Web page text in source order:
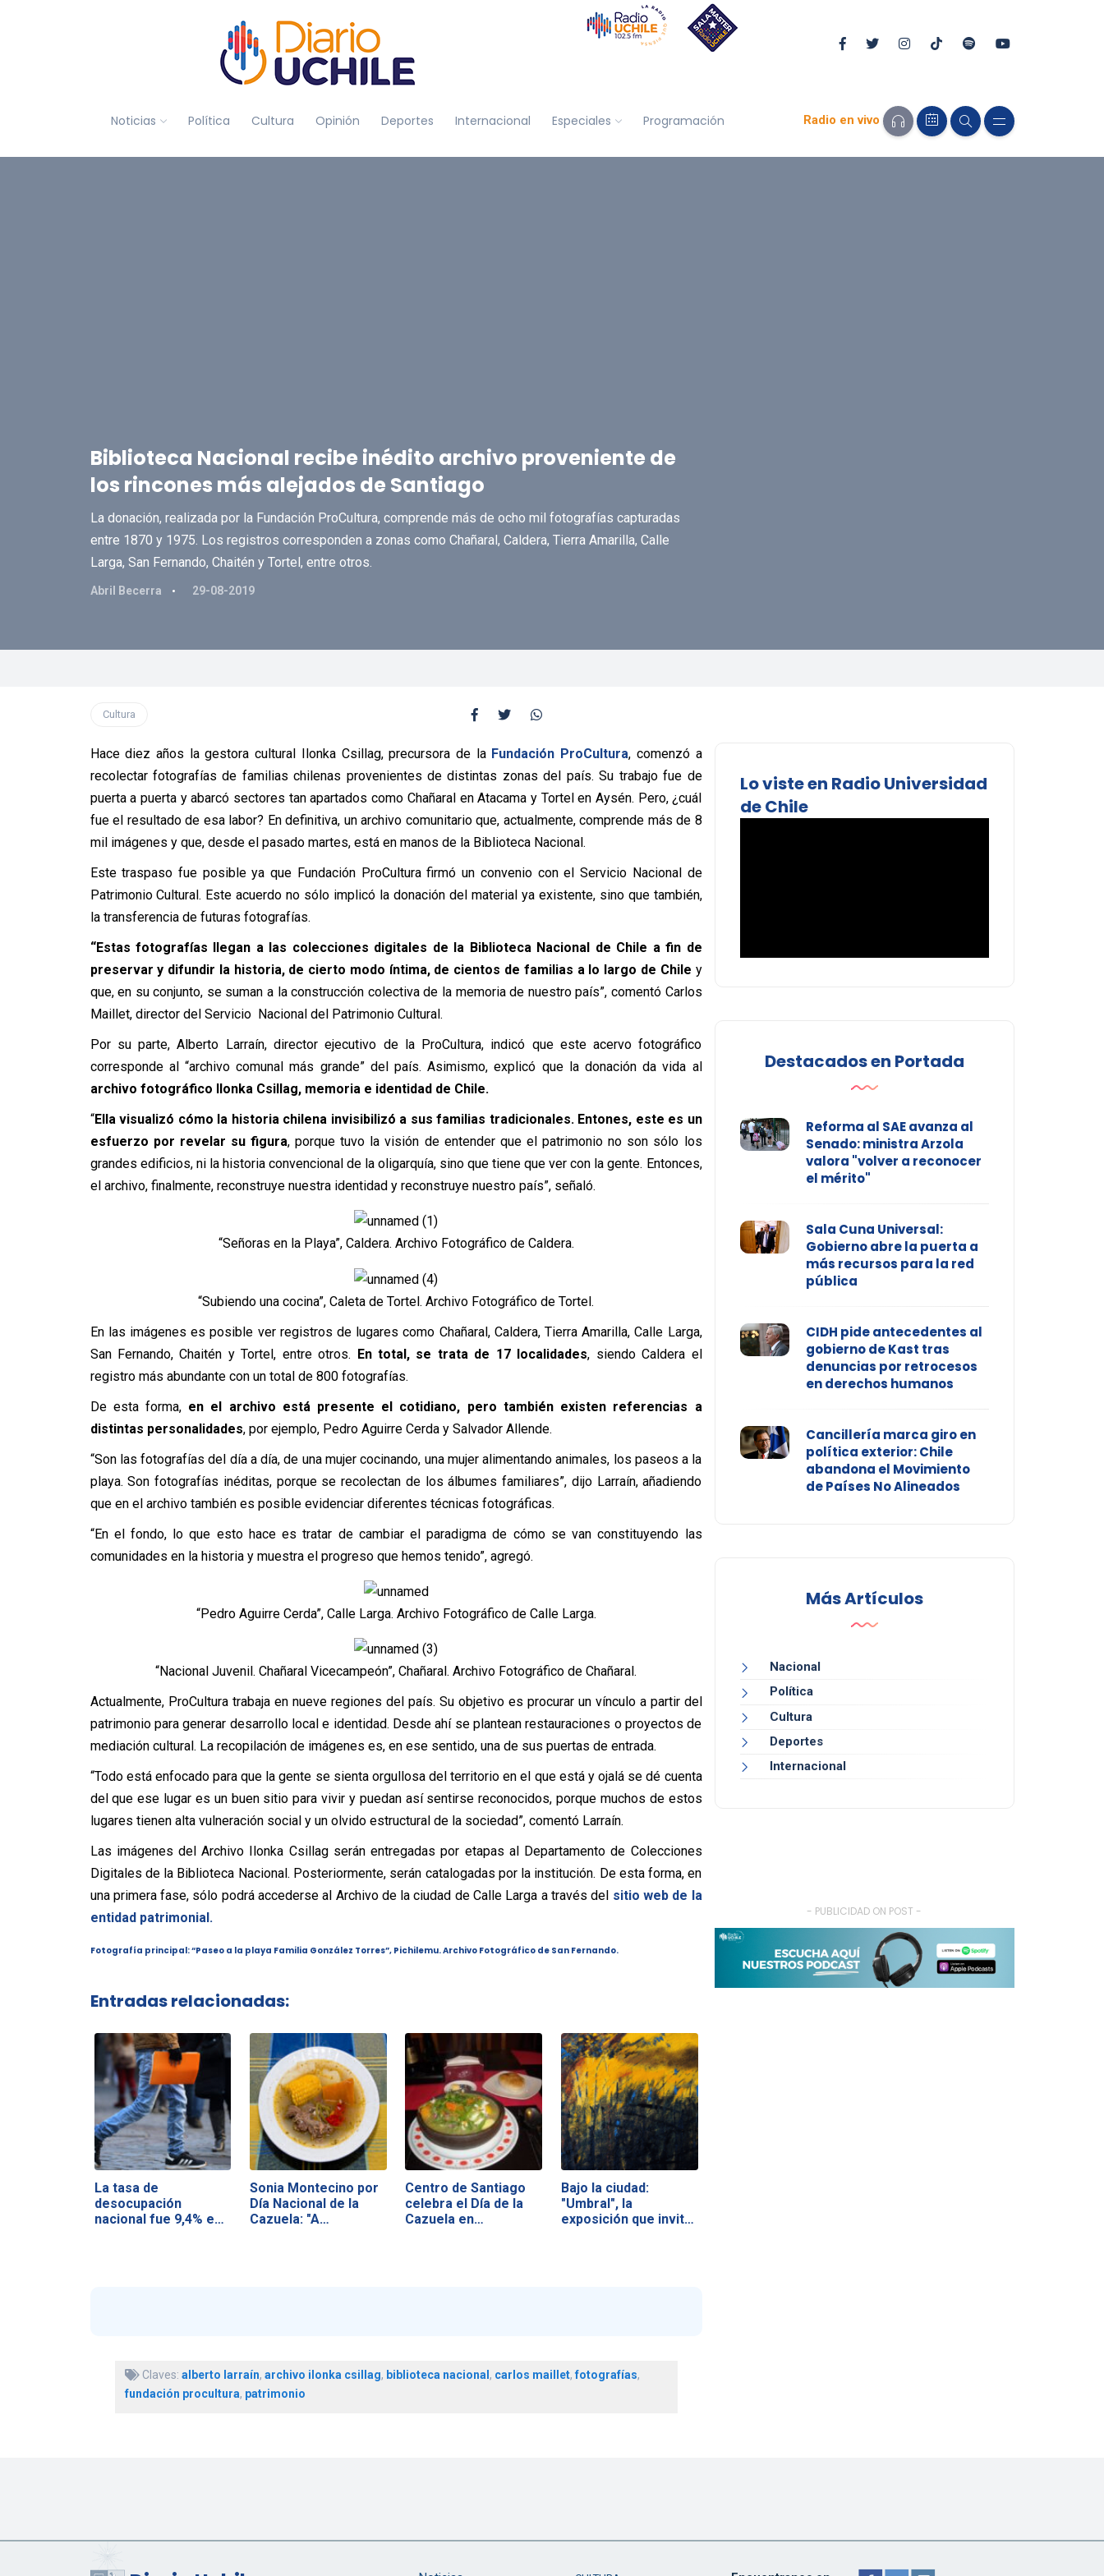
Noticias Política Cultura Opinión Deportes Internacional Especiales Programación Radio en vivo
Biblioteca Nacional recibe inédito archivo proveniente de
los rincones más alejados de Santiago
La donación, realizada por la Fundación ProCultura, comprende más de ocho mil fotografías capturadas
entre 1870 y 1975. Los registros corresponden a zonas como Chañaral, Caldera, Tierra Amarilla, Calle
Larga, San Fernando, Chaitén y Tortel, entre otros.
Abril Becerra 29-08-2019
Cultura
Hace diez años la gestora cultural Ilonka Csillag, precursora de la Fundación ProCultura, comenzó a
recolectar fotografías de familias chilenas provenientes de distintas zonas del país. Su trabajo fue de
puerta a puerta y abarcó sectores tan apartados como Chañaral en Atacama y Tortel en Aysén. Pero, ¿cuál
fue el resultado de esa labor? En definitiva, un archivo comunitario que, actualmente, comprende más de 8
mil imágenes y que, desde el pasado martes, está en manos de la Biblioteca Nacional.
Este traspaso fue posible ya que Fundación ProCultura firmó un convenio con el Servicio Nacional de
Patrimonio Cultural. Este acuerdo no sólo implicó la donación del material ya existente, sino que también,
la transferencia de futuras fotografías.
“Estas fotografías llegan a las colecciones digitales de la Biblioteca Nacional de Chile a fin de
preservar y difundir la historia, de cierto modo íntima, de cientos de familias a lo largo de Chile y
que, en su conjunto, se suman a la construcción colectiva de la memoria de nuestro país”, comentó Carlos
Maillet, director del Servicio Nacional del Patrimonio Cultural.
Por su parte, Alberto Larraín, director ejecutivo de la ProCultura, indicó que este acervo fotográfico
corresponde al “archivo comunal más grande” del país. Asimismo, explicó que la donación da vida al
archivo fotográfico Ilonka Csillag, memoria e identidad de Chile.
“Ella visualizó cómo la historia chilena invisibilizó a sus familias tradicionales. Entones, este es un
esfuerzo por revelar su figura, porque tuvo la visión de entender que el patrimonio no son sólo los
grandes edificios, ni la historia convencional de la oligarquía, sino que tiene que ver con la gente. Entonces,
el archivo, finalmente, reconstruye nuestra identidad y reconstruye nuestro país”, señaló.
“Señoras en la Playa”, Caldera. Archivo Fotográfico de Caldera.
“Subiendo una cocina”, Caleta de Tortel. Archivo Fotográfico de Tortel.
En las imágenes es posible ver registros de lugares como Chañaral, Caldera, Tierra Amarilla, Calle Larga,
San Fernando, Chaitén y Tortel, entre otros. En total, se trata de 17 localidades, siendo Caldera el
registro más abundante con un total de 800 fotografías.
De esta forma, en el archivo está presente el cotidiano, pero también existen referencias a
distintas personalidades, por ejemplo, Pedro Aguirre Cerda y Salvador Allende.
“Son las fotografías del día a día, de una mujer cocinando, una mujer alimentando animales, los paseos a la
playa. Son fotografías inéditas, porque se recolectan de los álbumes familiares”, dijo Larraín, añadiendo
que en el archivo también es posible evidenciar diferentes técnicas fotográficas.
“En el fondo, lo que esto hace es tratar de cambiar el paradigma de cómo se van constituyendo las
comunidades en la historia y muestra el progreso que hemos tenido”, agregó.
“Pedro Aguirre Cerda”, Calle Larga. Archivo Fotográfico de Calle Larga.
“Nacional Juvenil. Chañaral Vicecampeón”, Chañaral. Archivo Fotográfico de Chañaral.
Actualmente, ProCultura trabaja en nueve regiones del país. Su objetivo es procurar un vínculo a partir del
patrimonio para generar desarrollo local e identidad. Desde ahí se plantean restauraciones o proyectos de
mediación cultural. La recopilación de imágenes es, en ese sentido, una de sus puertas de entrada.
“Todo está enfocado para que la gente se sienta orgullosa del territorio en el que está y ojalá se dé cuenta
del que ese lugar es un buen sitio para vivir y puedan así sentirse reconocidos, porque muchos de estos
lugares tienen alta vulneración social y un olvido estructural de la sociedad”, comentó Larraín.
Las imágenes del Archivo Ilonka Csillag serán entregadas por etapas al Departamento de Colecciones
Digitales de la Biblioteca Nacional. Posteriormente, serán catalogadas por la institución. De esta forma, en
una primera fase, sólo podrá accederse al Archivo de la ciudad de Calle Larga a través del sitio web de la
entidad patrimonial.
Fotografía principal: “Paseo a la playa Familia González Torres”, Pichilemu. Archivo Fotográfico de San Fernando.
Entradas relacionadas:
La tasa de
desocupación
nacional fue 9,4% en
Sonia Montecino por
Día Nacional de la
Cazuela: "A…
Centro de Santiago
celebra el Día de la
Cazuela en…
Bajo la ciudad:
"Umbral", la
exposición que invita
Claves: alberto larraín, archivo ilonka csillag, biblioteca nacional , carlos maillet,fotografías,
fundación procultura, patrimonio
Lo viste en Radio Universidad
de Chile
Destacados en Portada
Reforma al SAE avanza al
Senado: ministra Arzola
valora "volver a reconocer
el mérito"
Sala Cuna Universal:
Gobierno abre la puerta a
más recursos para la red
pública
CIDH pide antecedentes al
gobierno de Kast tras
denuncias por retrocesos
en derechos humanos
Cancillería marca giro en
política exterior: Chile
abandona el Movimiento
de Países No Alineados
Más Artículos
Nacional
Política
Cultura
Deportes
Internacional
- PUBLICIDAD ON POST -